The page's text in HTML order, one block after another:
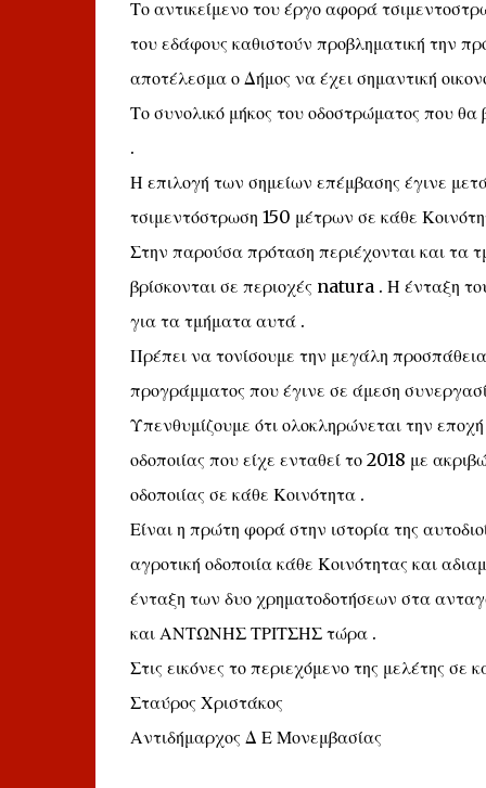
Το αντικείμενο του έργο αφορά
του εδάφους καθιστούν προβληματική την
αποτέλεσμα ο Δήμος να έχει σημαντική
Το συνολικό μήκος του οδοστρώματος που θα
.
Η επιλογή των σημείων επέμβασης έγινε
τσιμεντόστρωση 150 μέτρων σε κάθε
Στην παρούσα πρόταση περιέχονται και τα
βρίσκονται σε περιοχές natura . Η ένταξη
για τα τμήματα αυτά .
Πρέπει να τονίσουμε την μεγάλη
προγράμματος που έγινε σε άμεση
Υπενθυμίζουμε ότι ολοκληρώνεται την
οδοποιίας που είχε ενταθεί το 2018 με
οδοποιίας σε κάθε Κοινότητα .
Είναι η πρώτη φορά στην ιστορία της
αγροτική οδοποιία κάθε Κοινότητας και
ένταξη των δυο χρηματοδοτήσεων στα
και ΑΝΤΩΝΗΣ ΤΡΙΤΣΗΣ τώρα .
Στις εικόνες το περιεχόμενο της μελέτης σε
Σταύρος Χριστάκος
Αντιδήμαρχος Δ Ε Μονεμβασίας